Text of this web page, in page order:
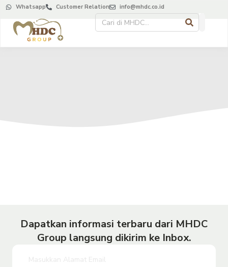
Whatsapp Customer Relation info@mhdc.co.id
Dapatkan informasi terbaru dari MHDC
Group langsung dikirim ke Inbox.